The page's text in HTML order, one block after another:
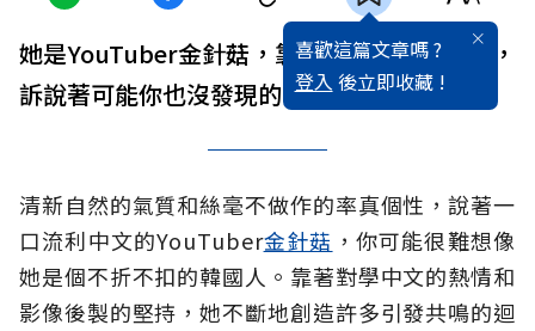
喜歡這篇文章嗎 ?
登入 後立即收藏 !
她是YouTuber金針菇，靠著一口流利的中文，
訴說著可能你也沒發現的台灣美好。
清新自然的氣質和絲毫不做作的率真個性，說著一
口流利中文的YouTuber金針菇 ，你可能很難想像
她是個不折不扣的韓國人。靠著對學中文的熱情和
影像後製的堅持，她不斷地創造許多引發共鳴的迴